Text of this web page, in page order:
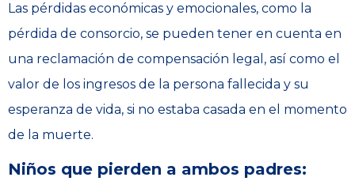
Las pérdidas económicas y emocionales, como la
pérdida de consorcio, se pueden tener en cuenta en
una reclamación de compensación legal, así como el
valor de los ingresos de la persona fallecida y su
esperanza de vida, si no estaba casada en el momento
de la muerte.
Niños que pierden a ambos padres: